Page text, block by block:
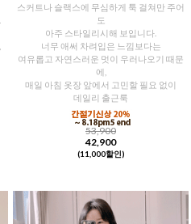
스커트나 슬랙스에 무심하게 툭 걸쳐만 주어
도
아주 스타일리시해 보입니다.
너무 애써 차려입은 느낌보다는
여유롭고 자연스러운 멋이 우러나오기 때문
에,
매일 아침 옷장 앞에서 고민할 필요 없이
데일리 출근룩
53,900
42,900
(11,000할인)